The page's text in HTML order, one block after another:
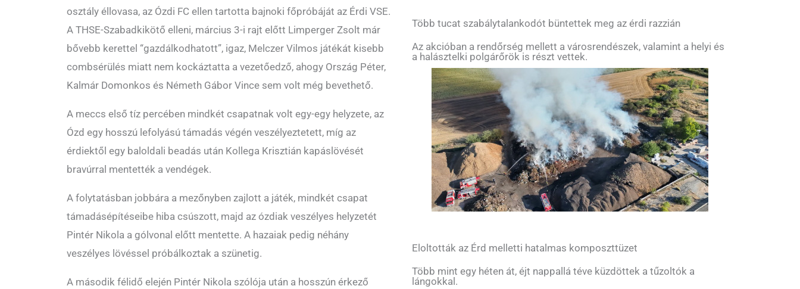
osztály éllovasa, az Ózdi FC ellen tartotta bajnoki főpróbáját az Érdi VSE.
A THSE-Szabadkikötő elleni, március 3-i rajt előtt Limperger Zsolt már
bővebb kerettel “gazdálkodhatott”, igaz, Melczer Vilmos játékát kisebb
combsérülés miatt nem kockáztatta a vezetőedző, ahogy Ország Péter,
Kalmár Domonkos és Németh Gábor Vince sem volt még bevethető.
A meccs első tíz percében mindkét csapatnak volt egy-egy helyzete, az
Ózd egy hosszú lefolyású támadás végén veszélyeztetett, míg az
érdiektől egy baloldali beadás után Kollega Krisztián kapáslövését
bravúrral mentették a vendégek.
A folytatásban jobbára a mezőnyben zajlott a játék, mindkét csapat
támadásépítéseibe hiba csúszott, majd az ózdiak veszélyes helyzetét
Pintér Nikola a gólvonal előtt mentette. A hazaiak pedig néhány
veszélyes lövéssel próbálkoztak a szünetig.
A második félidő elején Pintér Nikola szólója után a hosszún érkező
Több tucat szabálytalankodót büntettek meg az érdi razzián
Az akcióban a rendőrség mellett a városrendészek, valamint a helyi és
a halásztelki polgárőrök is részt vettek.
Eloltották az Érd melletti hatalmas komposzttüzet
Több mint egy héten át, éjt nappallá téve küzdöttek a tűzoltók a
lángokkal.